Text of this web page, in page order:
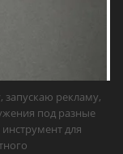
запускаю рекламу,
под разные
для